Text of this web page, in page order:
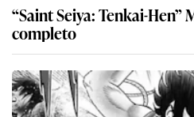
“Saint Seiya: Tenkai-Hen”
completo